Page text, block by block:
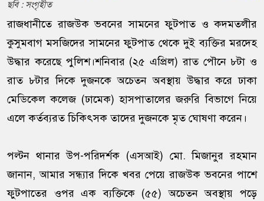
ছবি : সংগৃহীত
রাজধানীতে রাজউক ভবনের সামনের ফুটপাত ও কদমতলীর
কুসুমবাগ মসজিদের সামনের ফুটপাত থেকে দুই ব্যক্তির মরদেহ
উদ্ধার করেছে পুলিশ।শনিবার (২৫ এপ্রিল) রাত পৌনে ৮টা ও
রাত ৮টার দিকে দুজনকে অচেতন অবস্থায় উদ্ধার করে ঢাকা
মেডিকেল কলেজ (ঢামেক) হাসপাতালের জরুরি বিভাগে নিয়ে
এলে কর্তব্যরত চিকিৎসক তাদের দুজনকে মৃত ঘোষণা করেন।
পল্টন থানার উপ-পরিদর্শক (এসআই) মো. মিজানুর রহমান
জানান, আমার সন্ধ্যার দিকে খবর পেয়ে রাজউক ভবনের পাশে
ফুটপাতের ওপর এক ব্যক্তিকে (৫৫) অচেতন অবস্থায় পড়ে